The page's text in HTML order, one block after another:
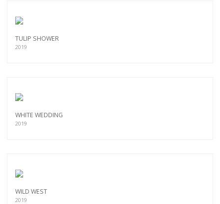
TULIP SHOWER
2019
WHITE WEDDING
2019
WILD WEST
2019